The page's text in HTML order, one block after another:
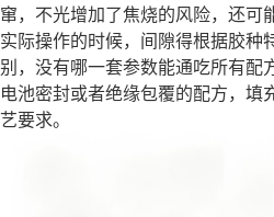
窜，不光增加了焦烧的风险，还可
实际操作的时候，间隙得根据胶种
别，没有哪一套参数能通吃所有配
电池密封或者绝缘包覆的配方，填
艺要求。